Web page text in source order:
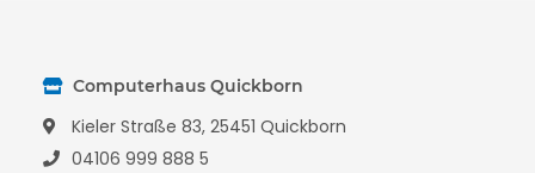
Computerhaus Quickborn
Kieler Straße 83, 25451 Quickborn
04106 999 888 5